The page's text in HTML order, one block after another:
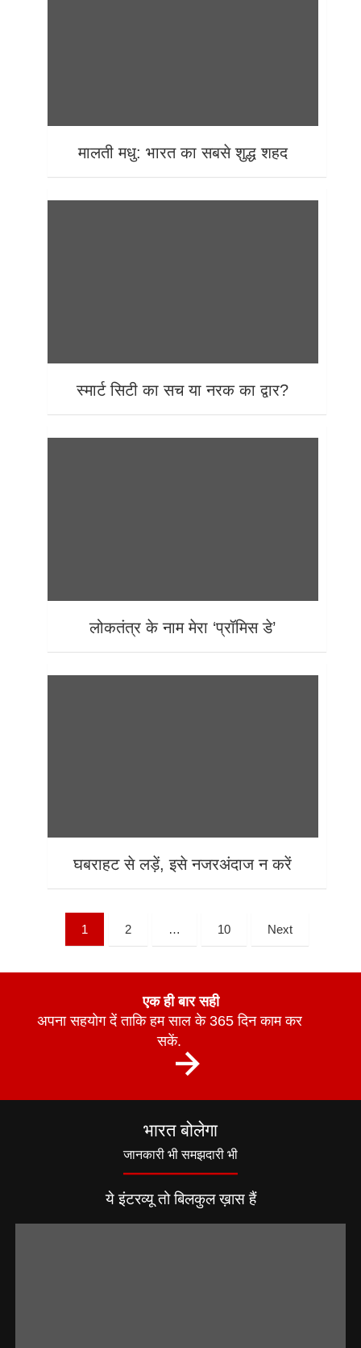
मालती मधु: भारत का सबसे शुद्ध शहद
स्मार्ट सिटी का सच या नरक का द्वार?
लोकतंत्र के नाम मेरा ‘प्रॉमिस डे’
घबराहट से लड़ें, इसे नजरअंदाज न करें
1 2 … 10 Next
एक ही बार सही
अपना सहयोग दें ताकि हम साल के 365 दिन काम कर
सकें.
भारत बोलेगा
जानकारी भी समझदारी भी
ये इंटरव्यू तो बिलकुल ख़ास हैं